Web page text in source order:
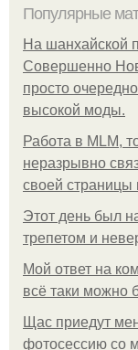
Популярные
На шанхайской
Совершенно
просто
высокой моды.
Работа в MLM,
неразрывно
своей страницы
Этот день был
трепетом и
Мой ответ на
всё таки можно
Щас приедут
фотосессию со